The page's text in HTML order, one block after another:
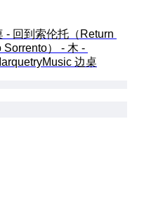
- 回到索伦托（Return
Sorrento） - 木 -
边桌